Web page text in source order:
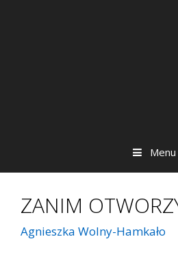
Menu
ZANIM
Agnieszka Wolny-Hamkało